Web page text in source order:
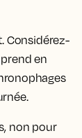
Considérez-
en
non pour